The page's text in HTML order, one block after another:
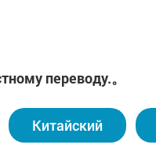
международные
персонала из
по
зубные протезы
туристов из
переводу.。
Китайский